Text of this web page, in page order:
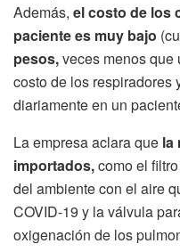
Además, el costo de los
paciente es muy bajo
pesos,veces menos que
costo de los respiradores
diariamente en un
La empresa aclara que la
importados,como el
del ambiente con el aire
COVID-19 y la válvula
oxigenación de los